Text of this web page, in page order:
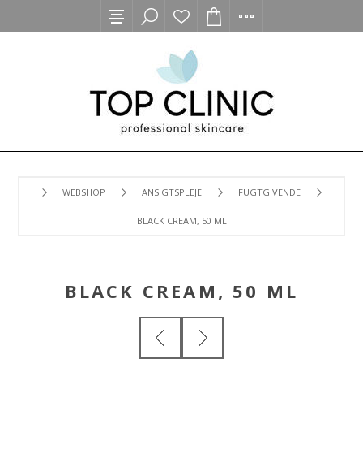
WEBSHOP ANSIGTSPLEJE FUGTGIVENDE
BLACK CREAM, 50 ML
BLACK CREAM, 50 ML